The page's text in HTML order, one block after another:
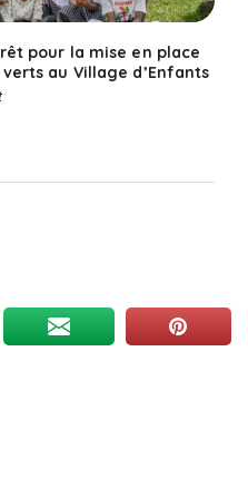
pour la mise en place
au Village d’Enfants